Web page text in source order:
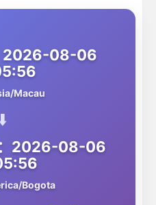
2026-08-06
Macau
2026-08-06
Bogota